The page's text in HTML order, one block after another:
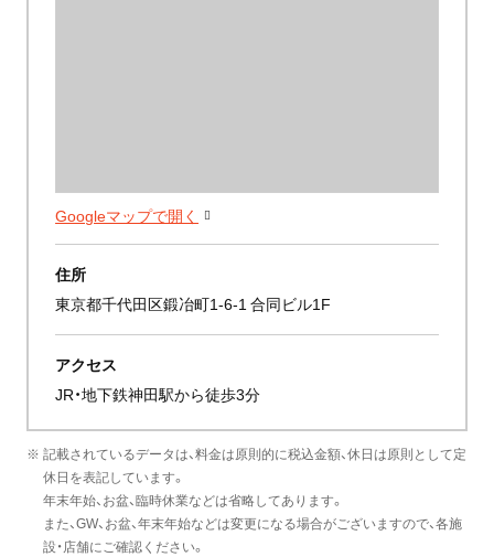
Googleマップで開く
住所
東京都千代田区鍛冶町1-6-1 合同ビル1F
アクセス
JR・地下鉄神田駅から徒歩3分
※ 記載されているデータは、料金は原則的に税込金額、休日は原則として定
休日を表記しています。
年末年始、お盆、臨時休業などは省略してあります。
また、GW、お盆、年末年始などは変更になる場合がございますので、各施
設・店舗にご確認ください。